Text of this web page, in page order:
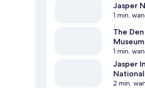
Jasper
1 min.
The
Museum
1 min.
Jasper
2 min.